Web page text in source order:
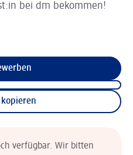
bei dm bekommen!
verfügbar. Wir bitten